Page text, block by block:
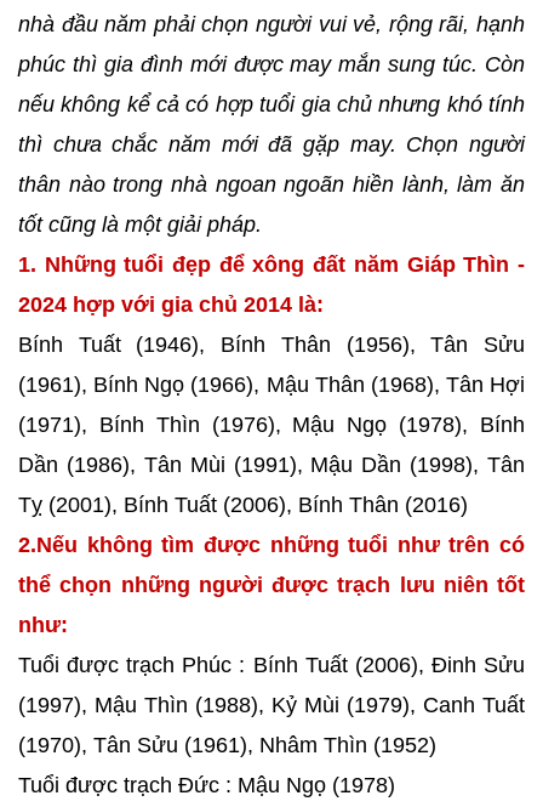
nhà đầu năm phải chọn người vui vẻ, rộng rãi, hạnh
phúc thì gia đình mới được may mắn sung túc. Còn
nếu không kể cả có hợp tuổi gia chủ nhưng khó tính
thì chưa chắc năm mới đã gặp may. Chọn người
thân nào trong nhà ngoan ngoãn hiền lành, làm ăn
tốt cũng là một giải pháp.
1. Những tuổi đẹp để xông đất năm Giáp Thìn -
2024 hợp với gia chủ 2014 là:
Bính Tuất (1946), Bính Thân (1956), Tân Sửu
(1961), Bính Ngọ (1966), Mậu Thân (1968), Tân Hợi
(1971), Bính Thìn (1976), Mậu Ngọ (1978), Bính
Dần (1986), Tân Mùi (1991), Mậu Dần (1998), Tân
Tỵ (2001), Bính Tuất (2006), Bính Thân (2016)
2.Nếu không tìm được những tuổi như trên có
thể chọn những người được trạch lưu niên tốt
như:
Tuổi được trạch Phúc : Bính Tuất (2006), Đinh Sửu
(1997), Mậu Thìn (1988), Kỷ Mùi (1979), Canh Tuất
(1970), Tân Sửu (1961), Nhâm Thìn (1952)
Tuổi được trạch Đức : Mậu Ngọ (1978)